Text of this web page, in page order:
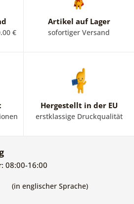
€
Artikel auf Lager
sofortiger Versand
Hergestellt in der EU
erstklassige Druckqualität
08:00-16:00
(in englischer Sprache)